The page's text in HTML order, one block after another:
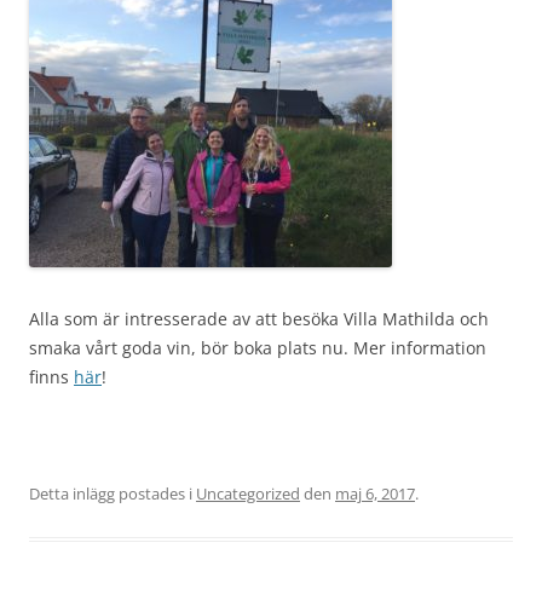
Alla som är intresserade av att besöka Villa Mathilda och
smaka vårt goda vin, bör boka plats nu. Mer information
finns här!
Detta inlägg postades i Uncategorized den maj 6, 2017.